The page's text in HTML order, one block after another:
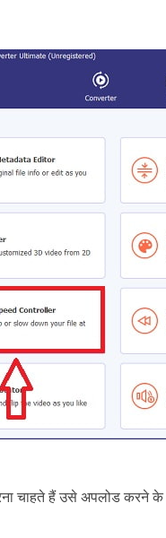
चाहते हैं उसे अपलोड करने